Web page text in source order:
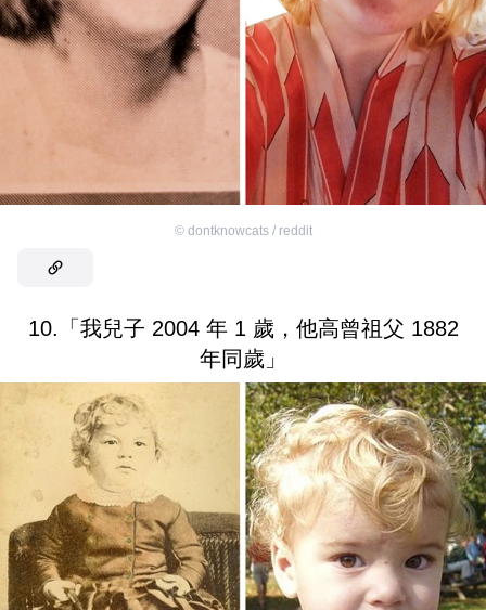
© dontknowcats / reddit
10.「我兒子 2004 年 1 歲，他高曾祖父 1882
年同歲」